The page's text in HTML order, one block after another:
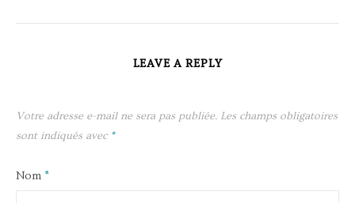
LEAVE A REPLY
Votre adresse e-mail ne sera pas publiée. Les champs obligatoires
sont indiqués avec *
Nom *